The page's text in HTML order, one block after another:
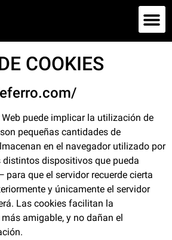
COOKIES
puede implicar la utilización de
pequeñas cantidades de
en el navegador utilizado por
dispositivos que pueda
que el servidor recuerde cierta
y únicamente el servidor
Las cookies facilitan la
amigable, y no dañan el